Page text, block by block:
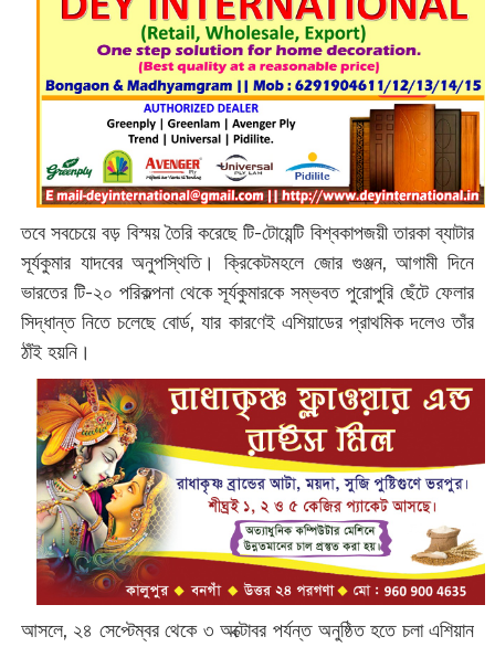
তবে সবচেয়ে বড় বিস্ময় তৈরি করেছে টি-টোয়েন্টি বিশ্বকাপজয়ী তারকা ব্যাটার
সূর্যকুমার যাদবের অনুপস্থিতি। ক্রিকেটমহলে জোর গুঞ্জন, আগামী দিনে
ভারতের টি-২০ পরিকল্পনা থেকে সূর্যকুমারকে সম্ভবত পুরোপুরি ছেঁটে ফেলার
সিদ্ধান্ত নিতে চলেছে বোর্ড, যার কারণেই এশিয়াডের প্রাথমিক দলেও তাঁর
ঠাঁই হয়নি।
আসলে, ২৪ সেপ্টেম্বর থেকে ৩ অক্টোবর পর্যন্ত অনুষ্ঠিত হতে চলা এশিয়ান